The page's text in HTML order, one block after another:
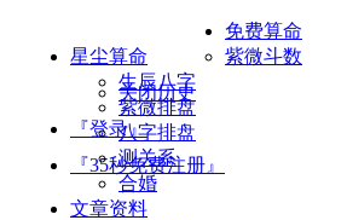
星尘算命
关闭历史
『登录』
『35秒免费注册』
免费算命
紫微斗数
生辰八字
紫微排盘
八字排盘
测关系
合婚
文章资料